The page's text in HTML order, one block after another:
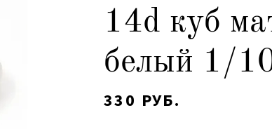
14d куб
белый 1/
330 РУБ.